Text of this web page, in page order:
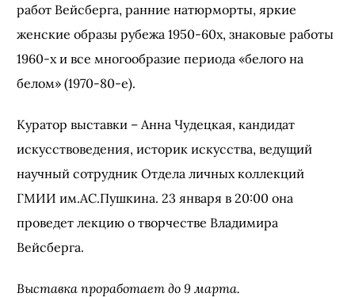
работ Вейсберга, ранние натюрморты, яркие
женские образы рубежа 1950-60х, знаковые работы
1960-х и все многообразие периода «белого на
белом» (1970-80-е).
Куратор выставки – Анна Чудецкая, кандидат
искусствоведения, историк искусства, ведущий
научный сотрудник Отдела личных коллекций
ГМИИ им.АС.Пушкина. 23 января в 20:00 она
проведет лекцию о творчестве Владимира
Вейсберга.
Выставка проработает до 9 марта.